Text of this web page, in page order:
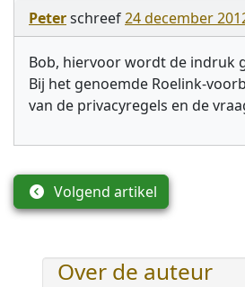
Peterschreef24 december
Bob, hiervoor wordt de indruk
Bij het genoemde Roelink-
van de privacyregels en de
Volgend artikel
Over de auteur